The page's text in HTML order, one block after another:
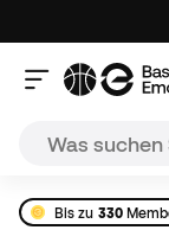
Bis zu 330